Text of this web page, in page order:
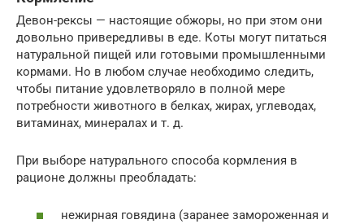
Девон-рексы — настоящие обжоры, но при этом они
довольно привередливы в еде. Коты могут питаться
натуральной пищей или готовыми промышленными
кормами. Но в любом случае необходимо следить,
чтобы питание удовлетворяло в полной мере
потребности животного в белках, жирах, углеводах,
витаминах, минералах и т. д.
При выборе натурального способа кормления в
рационе должны преобладать:
нежирная говядина (заранее замороженная и